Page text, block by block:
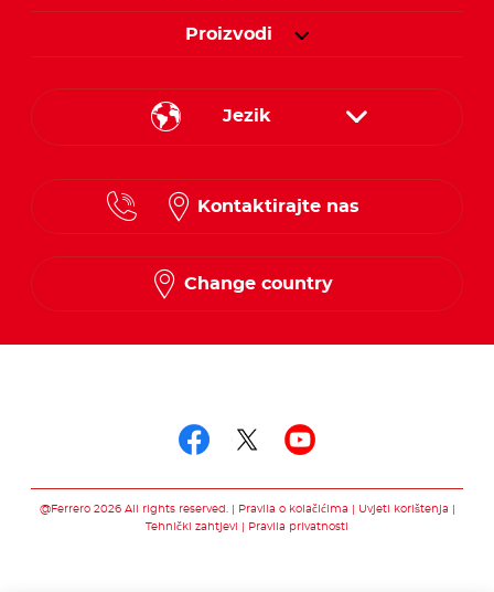
Proizvodi
Jezik
Kontaktirajte nas
Change country
@Ferrero 2026 All rights reserved. Pravila o kolačićima
Uvjeti korištenja
Tehnički zahtjevi
Pravila privatnosti